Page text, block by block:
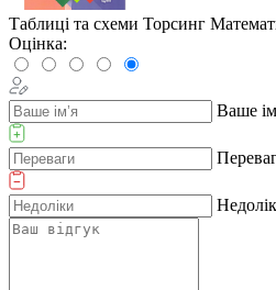
Таблиці та схеми Торсинг
Оцінка:
Ваше